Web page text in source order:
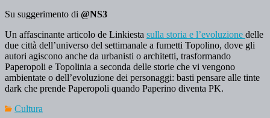
Su suggerimento di @NS3
Un affascinante articolo de Linkiesta sulla storia e l’evoluzione delle
due città dell’universo del settimanale a fumetti Topolino, dove gli
autori agiscono anche da urbanisti o architetti, trasformando
Paperopoli e Topolinia a seconda delle storie che vi vengono
ambientate o dell’evoluzione dei personaggi: basti pensare alle tinte
dark che prende Paperopoli quando Paperino diventa PK.
Cultura